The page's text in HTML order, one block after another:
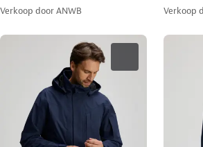
Verkoop doorANWB Verkoop